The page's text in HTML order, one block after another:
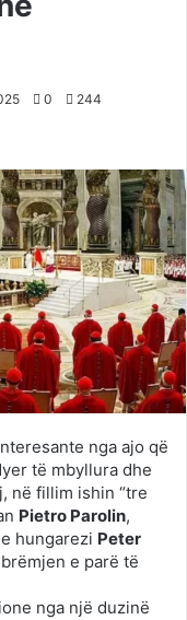
0 244
nga ajo që
të mbyllura dhe
në fillim ishin “tre
Pietro Parolin,
hungarezi Peter
e parë të
nga një duzinë